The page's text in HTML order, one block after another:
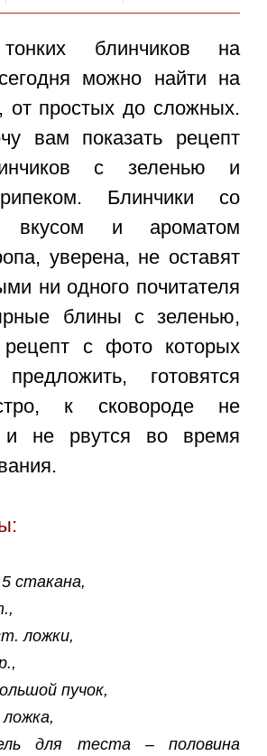
блинчиков на
можно найти на
от простых до сложных.
вам показать рецепт
с зеленью и
Блинчики со
вкусом и ароматом
уверена, не оставят
ни одного почитателя
блины с зеленью,
с фото которых
готовятся
к сковороде не
и не рвутся во время
стакана,
ложки,
пучок,
для теста – половина